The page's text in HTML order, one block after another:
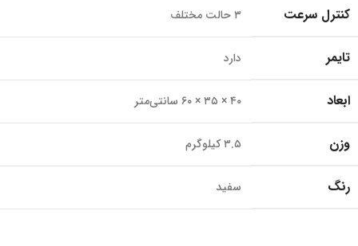
کنترل سرعت ۳ حالت مختلف
تایمر دارد
ابعاد ۴۰ × ۳۵ × ۶۰ سانتی‌متر
وزن ۳.۵ کیلوگرم
رنگ سفید